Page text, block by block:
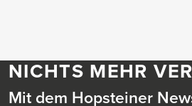
NICHTS MEHR
Mit dem Hopsteiner